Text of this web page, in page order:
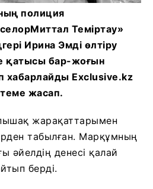
полиция
Теміртау»
Ирина Эмді өлтіру
қатысы бар-жоғын
хабарлайды Exclusive.kz
жасап.
жарақаттарымен
табылған. Марқұмның
әйелдің денесі қалай
берді.